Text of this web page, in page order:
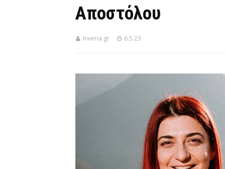
Αποστόλου
Inveria.gr 6.5.23